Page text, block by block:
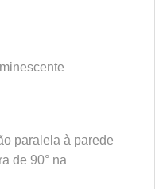
paralela à parede
de 90° na